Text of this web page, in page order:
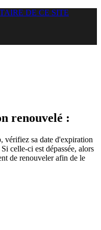
DE CE SITE
renouvelé :
vérifiez sa date d'expiration
celle-ci est dépassée, alors
de renouveler afin de le